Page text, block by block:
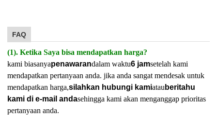
FAQ
(1). Ketika Saya bisa mendapatkan harga?
kami biasanyapenawarandalam waktu6 jamsetelah kami
mendapatkan pertanyaan anda. jika anda sangat mendesak untuk
mendapatkan harga,silahkan hubungi kamiatau beritahu
kami di e-mail andasehingga kami akan menganggap prioritas
pertanyaan anda.